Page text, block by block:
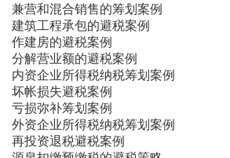
兼营和混合销售的筹划案例
建筑工程承包的避税案例
作建房的避税案例
分解营业额的避税案例
内资企业所得税纳税筹划案例
坏帐损失避税案例
亏损弥补筹划案例
外资企业所得税纳税筹划案例
再投资退税避税案例